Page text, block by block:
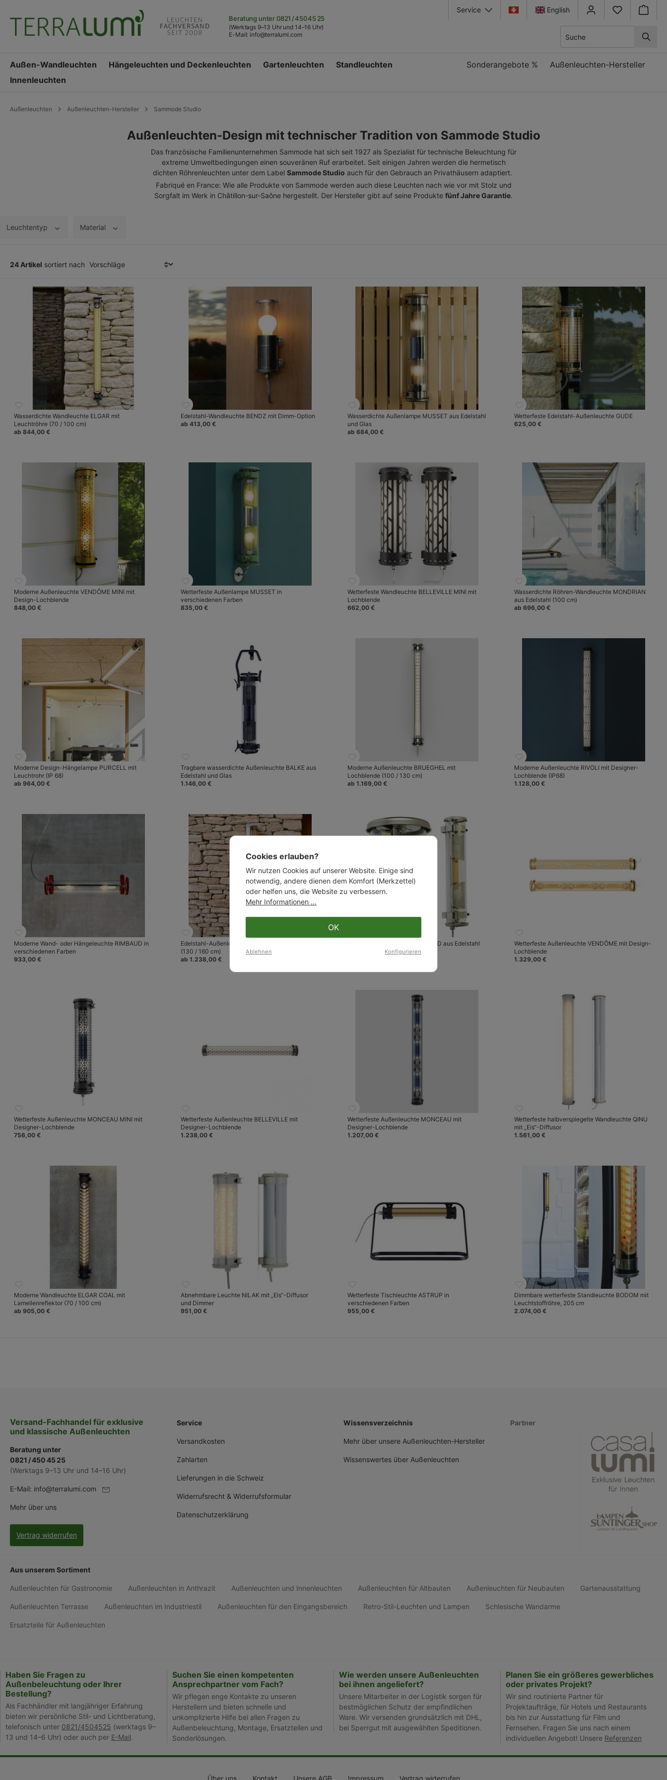
Zur Hauptnavigation springen
Beratung unter0821 / 450 45 25
(Werktags 9–13 Uhr und 14–16 Uhr)
E-Mail: info@terralumi.com
Service
English
Außen-Wandleuchten Hängeleuchten und Deckenleuchten Gartenleuchten Standleuchten Sonderangebote %
Außenleuchten-Hersteller
Innenleuchten
Außenleuchten Außenleuchten-Hersteller Sammode Studio
Außenleuchten-Design mit technischer Tradition von Sammode Studio
Das französische Familienunternehmen Sammode hat sich seit 1927 als Spezialist für technische Beleuchtung für
extreme Umweltbedingungen einen souveränen Ruf erarbeitet. Seit einigen Jahren werden die hermetisch
dichten Röhrenleuchten unter dem Label Sammode Studio auch für den Gebrauch an Privathäusern adaptiert.
Fabriqué en France: Wie alle Produkte von Sammode werden auch diese Leuchten nach wie vor mit Stolz und
Sorgfalt im Werk in Châtillon-sur-Saône hergestellt. Der Hersteller gibt auf seine Produkte fünf Jahre Garantie.
Material
Leuchtentyp
24 Artikel sortiert nach
Wasserdichte Wandleuchte ELGAR mit
Leuchtröhre (70 / 100 cm)
ab 844,00 €
Edelstahl-Wandleuchte BENDZ mit Dimm-Option
ab 413,00 €
Wasserdichte Außenlampe MUSSET aus Edelstahl
und Glas
ab 684,00 €
Wetterfeste Edelstahl-Außenleuchte GUDE
625,00 €
Moderne Außenleuchte VENDÔME MINI mit
Design-Lochblende
848,00 €
Wetterfeste Außenlampe MUSSET in
verschiedenen Farben
835,00 €
Wetterfeste Wandleuchte BELLEVILLE MINI mit
Lochblende
662,00 €
Wasserdichte Röhren-Wandleuchte MONDRIAN
aus Edelstahl (100 cm)
ab 696,00 €
Moderne Design-Hängelampe PURCELL mit
Leuchtrohr (IP 68)
ab 964,00 €
Tragbare wasserdichte Außenleuchte BALKE aus
Edelstahl und Glas
1.146,00 €
Moderne Außenleuchte BRUEGHEL mit
Lochblende (100 / 130 cm)
ab 1.169,00 €
Moderne Außenleuchte RIVOLI mit Designer-
Lochblende (IP68)
1.128,00 €
Moderne Wand- oder Hängeleuchte RIMBAUD in
verschiedenen Farben
933,00 €
Edelstahl-Außenleuchte KYHN mit Leuchtröhre
(130 / 160 cm)
ab 1.238,00 €
Moderne Außenleuchte RIMBAUD aus Edelstahl
Wetterfeste Außenleuchte VENDÔME mit Design-
Lochblende
1.329,00 €
Wetterfeste Außenleuchte MONCEAU MINI mit
Designer-Lochblende
756,00 €
Wetterfeste Außenleuchte BELLEVILLE mit
Designer-Lochblende
1.238,00 €
Wetterfeste Außenleuchte MONCEAU mit
Designer-Lochblende
1.207,00 €
Wetterfeste halbverspiegelte Wandleuchte QINU
mit „Eis“-Diffusor
1.561,00 €
Moderne Wandleuchte ELGAR COAL mit
Lamellenreflektor (70 / 100 cm)
ab 905,00 €
Abnehmbare Leuchte NILAK mit „Eis“-Diffusor
und Dimmer
951,00 €
Wetterfeste Tischleuchte ASTRUP in
verschiedenen Farben
955,00 €
Dimmbare wetterfeste Standleuchte BODOM mit
Leuchtstoffröhre, 205 cm
2.074,00 €
Versand-Fachhandel für exklusive
und klassische Außenleuchten
Beratung unter
0821 / 450 45 25
(Werktags 9–13 Uhr und 14–16 Uhr)
E-Mail: info@terralumi.com
Mehr über uns
Vertrag widerrufen
Service
Versandkosten
Zahlarten
Lieferungen in die Schweiz
Widerrufsrecht & Widerrufsformular
Datenschutzerklärung
Wissensverzeichnis
Mehr über unsere Außenleuchten-Hersteller
Wissenswertes über Außenleuchten
Partner
Aus unserem Sortiment
Außenleuchten für Gastronomie Außenleuchten in Anthrazit Außenleuchten und Innenleuchten Außenleuchten für Altbauten Außenleuchten für Neubauten Gartenausstattung
Außenleuchten Terrasse Außenleuchten im Industriestil Außenleuchten für den Eingangsbereich Retro-Stil-Leuchten und Lampen Schlesische Wandarme
Ersatzteile für Außenleuchten
Haben Sie Fragen zu
Außenbeleuchtung oder Ihrer
Bestellung?
Als Fachhändler mit langjähriger Erfahrung
bieten wir persönliche Stil- und Lichtberatung,
telefonisch unter 0821/4504525 (werktags 9–
13 und 14–6 Uhr) oder auch per E-Mail.
Suchen Sie einen kompetenten
Ansprechpartner vom Fach?
Wir pflegen enge Kontakte zu unseren
Herstellern und bieten schnelle und
unkomplizierte Hilfe bei allen Fragen zu
Außenbeleuchtung, Montage, Ersatzteilen und
Sonderlösungen.
Wie werden unsere Außenleuchten
bei ihnen angeliefert?
Unsere Mitarbeiter in der Logistik sorgen für
bestmöglichen Schutz der empfindlichen
Ware. Wir versenden grundsätzlich mit DHL,
bei Sperrgut mit ausgewählten Speditionen.
Planen Sie ein größeres gewerbliches
oder privates Projekt?
Wir sind routinierte Partner für
Projektaufträge, für Hotels und Restaurants
bis hin zur Ausstattung für Film und
Fernsehen. Fragen Sie uns nach einem
individuellen Angebot! Unsere Referenzen
Über uns Kontakt Unsere AGB Impressum Vertrag widerrufen
Cookies erlauben?
Wir nutzen Cookies auf unserer Website. Einige sind
notwendig, andere dienen dem Komfort (Merkzettel)
oder helfen uns, die Website zu verbessern.
Mehr Informationen ...
OK
Ablehnen Konfigurieren